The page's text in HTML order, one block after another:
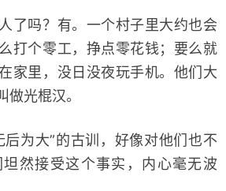
吗？有。一个村子里大约也会
打个零工，挣点零花钱；要么就
家里，没日没夜玩手机。他们大
做光棍汉。
为大”的古训，好像对他们也不
然接受这个事实，内心毫无波